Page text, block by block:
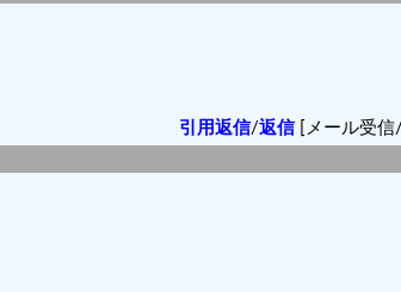
引用返信/返信[メール受信/